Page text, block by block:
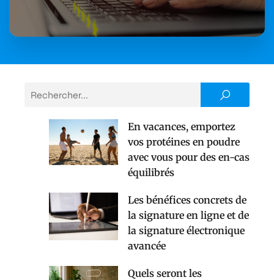
En vacances, emportez
vos protéines en poudre
avec vous pour des en-cas
équilibrés
Les bénéfices concrets de
la signature en ligne et de
la signature électronique
avancée
Quels seront les